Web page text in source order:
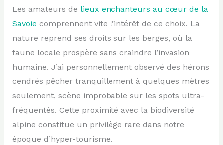
Les amateurs de lieux enchanteurs au cœur de la
Savoie comprennent vite l’intérêt de ce choix. La
nature reprend ses droits sur les berges, où la
faune locale prospère sans craindre l’invasion
humaine. J’ai personnellement observé des hérons
cendrés pêcher tranquillement à quelques mètres
seulement, scène improbable sur les spots ultra-
fréquentés. Cette proximité avec la biodiversité
alpine constitue un privilège rare dans notre
époque d’hyper-tourisme.